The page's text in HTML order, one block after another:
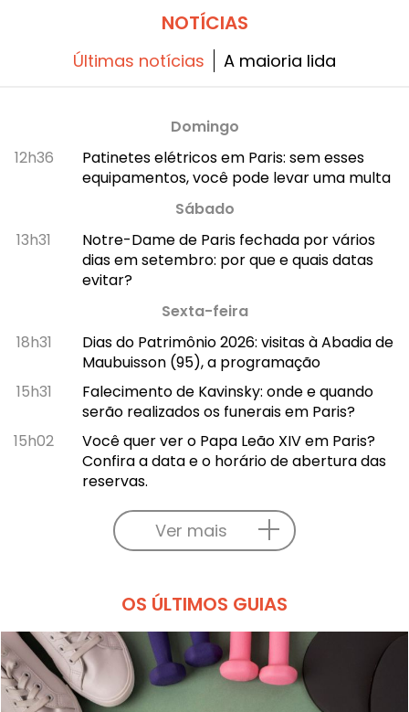
NOTÍCIAS
Últimas notícias A maioria lida
Domingo
12h36
Patinetes elétricos em Paris: sem esses
equipamentos, você pode levar uma multa
Sábado
13h31
Notre-Dame de Paris fechada por vários
dias em setembro: por que e quais datas
evitar?
Sexta-feira
18h31
Dias do Patrimônio 2026: visitas à Abadia de
Maubuisson (95), a programação
15h31
Falecimento de Kavinsky: onde e quando
serão realizados os funerais em Paris?
15h02
Você quer ver o Papa Leão XIV em Paris?
Confira a data e o horário de abertura das
reservas.
Ver mais
OS ÚLTIMOS GUIAS